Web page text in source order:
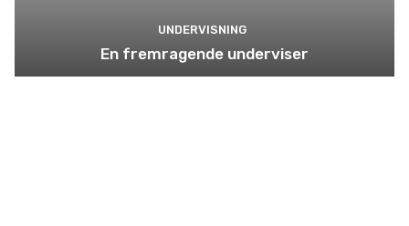
UNDERVISNING
En fremragende underviser